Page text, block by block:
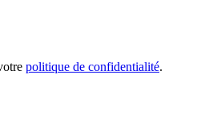
politique de confidentialité.